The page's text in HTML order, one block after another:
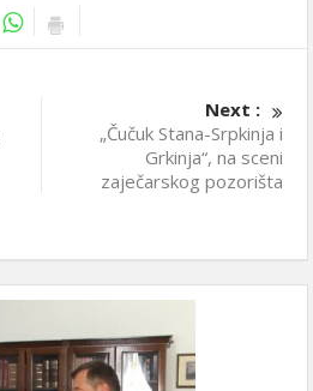
Next :
„Čučuk Stana-Srpkinja i
Grkinja“, na sceni
zaječarskog pozorišta